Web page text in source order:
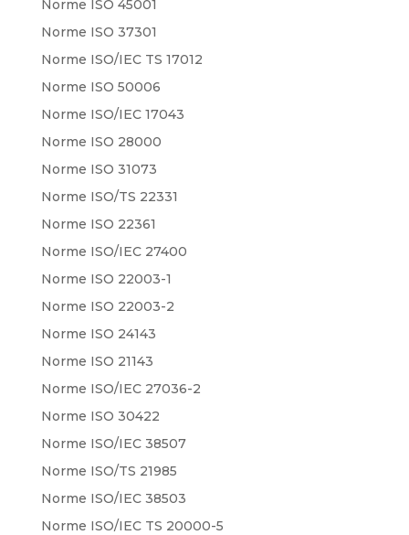
Norme ISO 45001
Norme ISO 37301
Norme ISO/IEC TS 17012
Norme ISO 50006
Norme ISO/IEC 17043
Norme ISO 28000
Norme ISO 31073
Norme ISO/TS 22331
Norme ISO 22361
Norme ISO/IEC 27400
Norme ISO 22003-1
Norme ISO 22003-2
Norme ISO 24143
Norme ISO 21143
Norme ISO/IEC 27036-2
Norme ISO 30422
Norme ISO/IEC 38507
Norme ISO/TS 21985
Norme ISO/IEC 38503
Norme ISO/IEC TS 20000-5